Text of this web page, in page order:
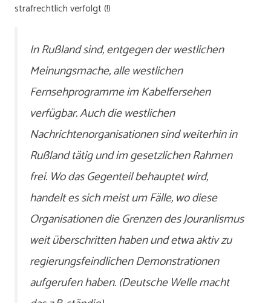
strafrechtlich verfolgt (!)
In Rußland sind, entgegen der westlichen
Meinungsmache, alle westlichen
Fernsehprogramme im Kabelfersehen
verfügbar. Auch die westlichen
Nachrichtenorganisationen sind weiterhin in
Rußland tätig und im gesetzlichen Rahmen
frei. Wo das Gegenteil behauptet wird,
handelt es sich meist um Fälle, wo diese
Organisationen die Grenzen des Jouranlismus
weit überschritten haben und etwa aktiv zu
regierungsfeindlichen Demonstrationen
aufgerufen haben. (Deutsche Welle macht